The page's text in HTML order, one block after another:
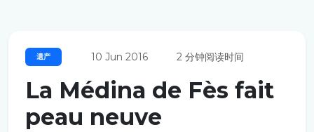
遗产 10 Jun 2016 2 分钟阅读时间
La Médina de Fès fait
peau neuve